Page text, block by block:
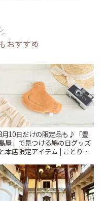
おすすめ
月10日だけの限定品も♪「豊
屋」で見つける鳩の日グッズ
と本店限定アイテム | ことりっ